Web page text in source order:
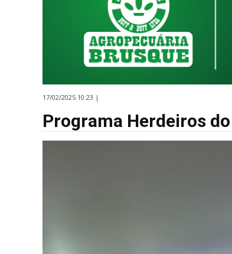
17/02/2025 10:23 |
Programa Herdeiros